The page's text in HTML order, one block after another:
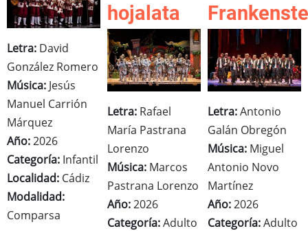
Letra: David
González Romero
Música: Jesús
Manuel Carrión
Márquez
Año:2026
Categoría: Infantil
Localidad: Cádiz
Modalidad:
Comparsa
hojalata
Letra: Rafael
María Pastrana
Lorenzo
Música: Marcos
Pastrana Lorenzo
Año:2026
Categoría:Adulto
Letra:Antonio
Galán Obregón
Música: Miguel
Antonio Novo
Martínez
Año:2026
Categoría:Adulto